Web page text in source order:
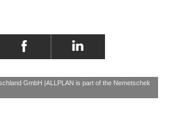
GmbH ALLPLAN is part of the Nemetschek